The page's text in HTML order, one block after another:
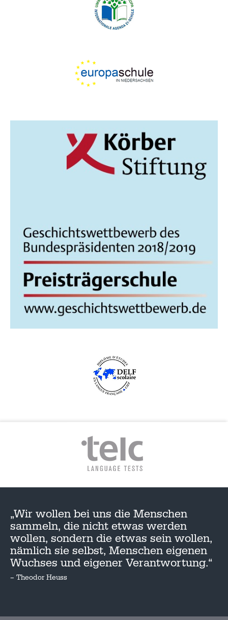
„Wir wollen bei uns die Menschen
sammeln, die nicht etwas werden
wollen, sondern die etwas sein wollen,
nämlich sie selbst, Menschen eigenen
Wuchses und eigener Verantwortung.“
– Theodor Heuss